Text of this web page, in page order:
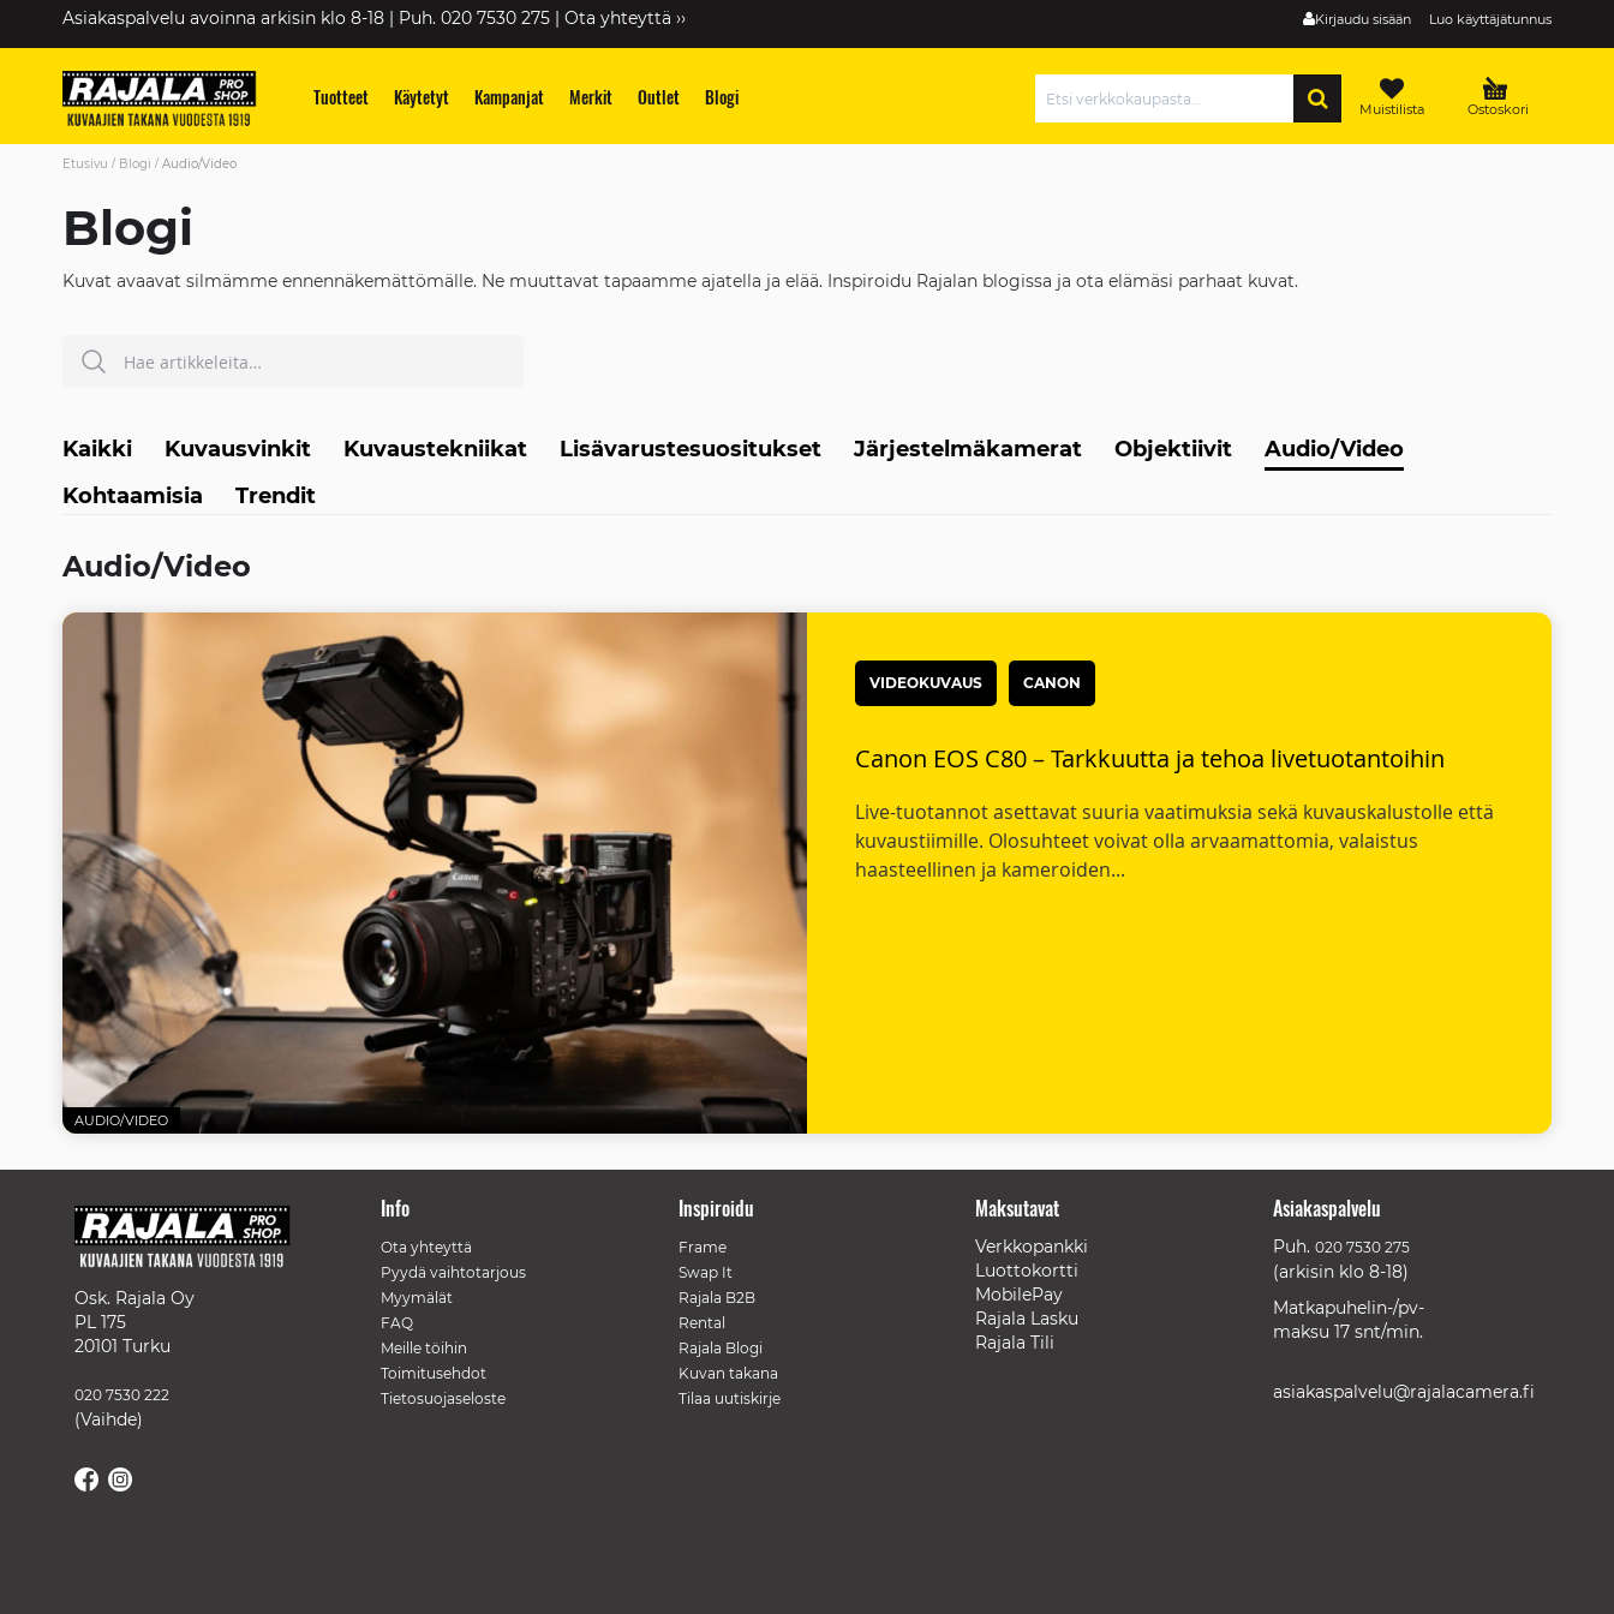
Skip
Kirjaudu sisään Luo käyttäjätunnus
Asiakaspalvelu avoinna arkisin klo 8-18 | Puh. 020 7530 275 | Ota yhteyttä ››
Tuotteet Käytetyt Kampanjat Merkit Outlet Blogi Ostoskori
Muistilista
Hae
Etusivu Blogi Audio/Video
Blogi
Kuvat avaavat silmämme ennennäkemättömälle. Ne muuttavat tapaamme ajatella ja elää. Inspiroidu Rajalan blogissa ja ota elämäsi parhaat kuvat.
Hae HAE
Kaikki Kuvausvinkit Kuvaustekniikat Lisävarustesuositukset Järjestelmäkamerat Objektiivit
Audio/Video
Kohtaamisia
Trendit
Audio/Video
AUDIO/VIDEO
VIDEOKUVAUS CANON
Canon EOS C80 – Tarkkuutta ja tehoa livetuotantoihin
Live-tuotannot asettavat suuria vaatimuksia sekä kuvauskalustolle että
kuvaustiimille. Olosuhteet voivat olla arvaamattomia, valaistus
haasteellinen ja kameroiden...
Osk. Rajala Oy
PL 175
20101 Turku
020 7530 222
(Vaihde)
Info
Ota yhteyttä
Pyydä vaihtotarjous
Myymälät
FAQ
Meille töihin
Toimitusehdot
Tietosuojaseloste
Inspiroidu
Frame
Swap It
Rajala B2B
Rental
Rajala Blogi
Kuvan takana
Tilaa uutiskirje
Maksutavat
Verkkopankki
Luottokortti
MobilePay
Rajala Lasku
Rajala Tili
Asiakaspalvelu
Puh. 020 7530 275
(arkisin klo 8-18)
Matkapuhelin-/pv-
maksu 17 snt/min.
asiakaspalvelu@rajalacamera.fi